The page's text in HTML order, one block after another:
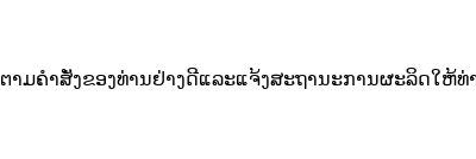
ມຄໍາສັ່ງຂອງທ່ານຢ່າງດີແລະແຈ້ງສະຖານະການຜະລິດໃຫ້